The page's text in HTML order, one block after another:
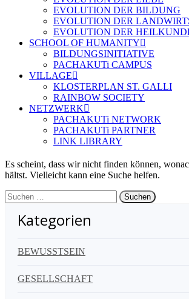
EVOLUTION DER BILDUNG
EVOLUTION DER
EVOLUTION DER
SCHOOL OF HUMANITY
BILDUNGSINITIATIVE
PACHAKUTi CAMPUS
VILLAGE
KLOSTERPLAN ST. GALLI
RAINBOW SOCIETY
NETZWERK
PACHAKUTi NETWORK
PACHAKUTi PARTNER
LINK LIBRARY
Es scheint, dass wir nicht finden können,
hältst. Vielleicht kann eine Suche helfen.
Suchen
nach:
Kategorien
BEWUSSTSEIN
GESELLSCHAFT